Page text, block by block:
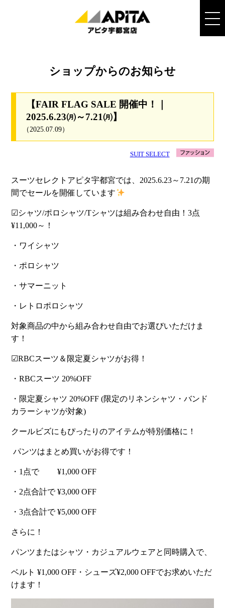
ショップからのお知らせ
【FAIR FLAG SALE 開催中！｜
2025.6.23㈪～7.21㈪】
（2025.07.09）
SUIT SELECT
スーツセレクトアピタ宇都宮では、2025.6.23～7.21の期
間でセールを開催しています
☑シャツ/ポロシャツ/Tシャツは組み合わせ自由！3点
¥11,000～！
・ワイシャツ
・ポロシャツ
・サマーニット
・レトロポロシャツ
対象商品の中から組み合わせ自由でお選びいただけま
す！
☑RBCスーツ＆限定夏シャツがお得！
・RBCスーツ 20%OFF
・限定夏シャツ 20%OFF (限定のリネンシャツ・バンド
カラーシャツが対象)
クールビズにもぴったりのアイテムが特別価格に！
パンツはまとめ買いがお得です！
・1点で ¥1,000 OFF
・2点合計で ¥3,000 OFF
・3点合計で ¥5,000 OFF
さらに！
パンツまたはシャツ・カジュアルウェアと同時購入で、
ベルト ¥1,000 OFF・シューズ¥2,000 OFFでお求めいただ
けます！